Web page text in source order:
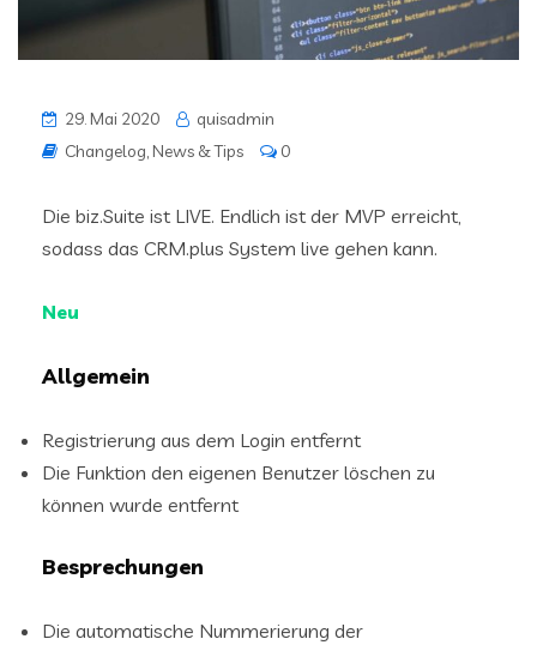
29. Mai 2020
quisadmin
Changelog, News & Tips 0
Die biz.Suite ist LIVE. Endlich ist der MVP erreicht,
sodass das CRM.plus System live gehen kann.
Neu
Allgemein
Registrierung aus dem Login entfernt
Die Funktion den eigenen Benutzer löschen zu
können wurde entfernt
Besprechungen
Die automatische Nummerierung der